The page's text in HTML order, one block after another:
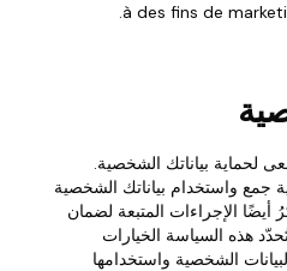
à des fins de
لحماية بياناتك الشخصية.
واستخدام بياناتك الشخصية
الإجراءات المتبعة لضمان
هذه السياسة الخيارات
الشخصية واستخدامها